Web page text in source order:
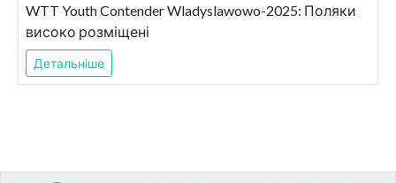
WTT Youth Contender Wladyslawowo-2025: Поляки
високо розміщені
Детальніше